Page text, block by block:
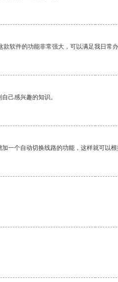
软件的功能非常强大，可以满足我日常
己感兴趣的知识。
一个自动切换线路的功能，这样就可以